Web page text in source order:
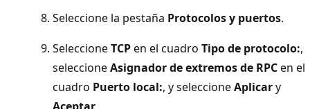
Seleccione la pestaña Protocolos y puertos.
SeleccioneTCPen el cuadro Tipo de protocolo:,
seleccioneAsignador de extremos de RPCen el
cuadro Puerto local:, y seleccioneAplicary
Aceptar